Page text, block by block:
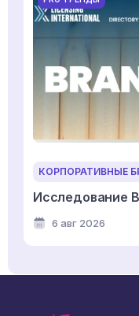
КОРПОРАТИВНЫЕ
Исследование
6 авг 2026